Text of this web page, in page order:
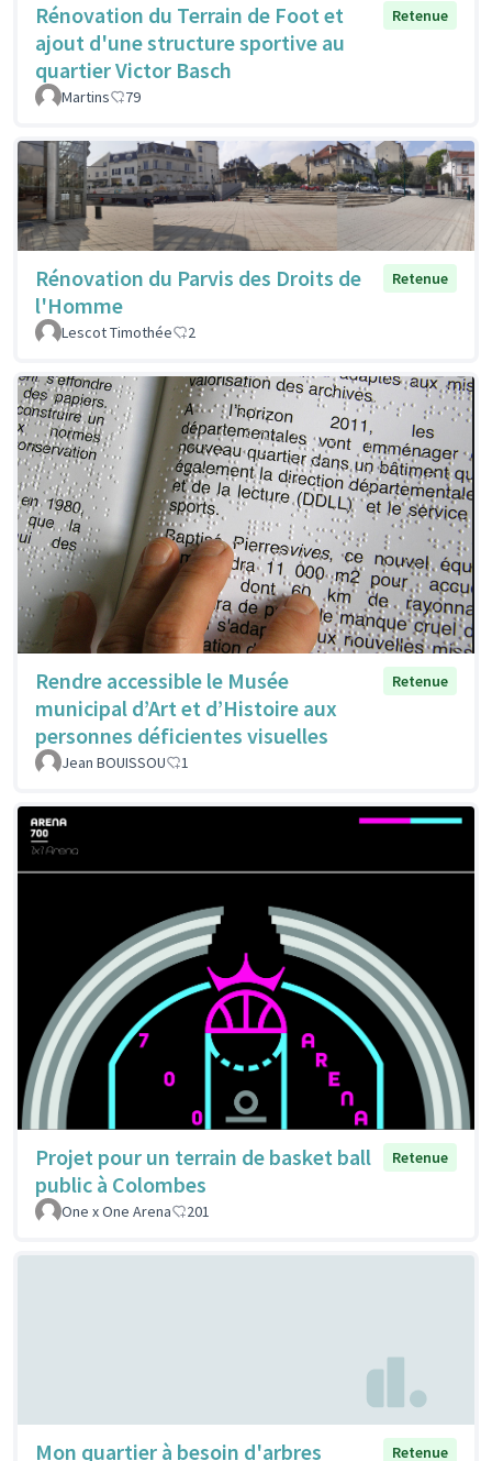
Rénovation du Terrain de Foot et
ajout d'une structure sportive au
quartier Victor Basch
Retenue
Martins 79
Rénovation du Parvis des Droits de
l'Homme
Retenue
Lescot Timothée 2
Rendre accessible le Musée
municipal d’Art et d’Histoire aux
personnes déficientes visuelles
Retenue
Jean BOUISSOU 1
Projet pour un terrain de basket ball
public à Colombes
Retenue
One x One Arena 201
Mon quartier à besoin d'arbres
Retenue